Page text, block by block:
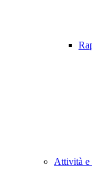
Attività e